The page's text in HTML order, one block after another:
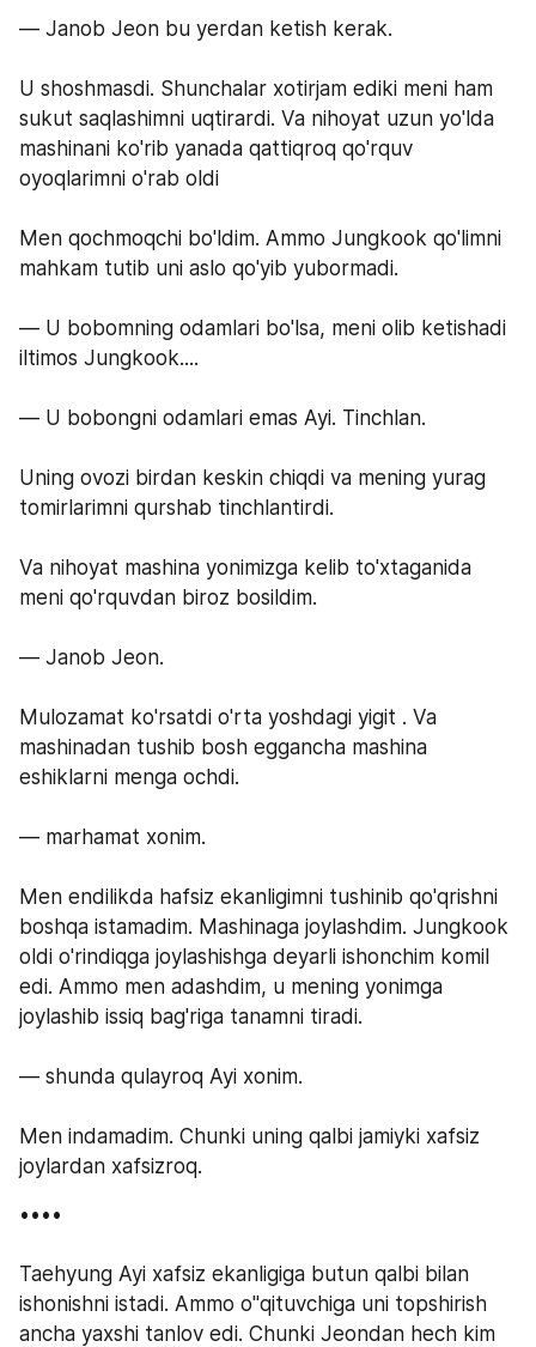
— Janob Jeon bu yerdan ketish kerak.
U shoshmasdi. Shunchalar xotirjam ediki meni ham
sukut saqlashimni uqtirardi. Va nihoyat uzun yo'lda
mashinani ko'rib yanada qattiqroq qo'rquv
oyoqlarimni o'rab oldi
Men qochmoqchi bo'ldim. Ammo Jungkook qo'limni
mahkam tutib uni aslo qo'yib yubormadi.
— U bobomning odamlari bo'lsa, meni olib ketishadi
iltimos Jungkook....
— U bobongni odamlari emas Ayi. Tinchlan.
Uning ovozi birdan keskin chiqdi va mening yurag
tomirlarimni qurshab tinchlantirdi.
Va nihoyat mashina yonimizga kelib to'xtaganida
meni qo'rquvdan biroz bosildim.
— Janob Jeon.
Mulozamat ko'rsatdi o'rta yoshdagi yigit . Va
mashinadan tushib bosh eggancha mashina
eshiklarni menga ochdi.
— marhamat xonim.
Men endilikda hafsiz ekanligimni tushinib qo'qrishni
boshqa istamadim. Mashinaga joylashdim. Jungkook
oldi o'rindiqga joylashishga deyarli ishonchim komil
edi. Ammo men adashdim, u mening yonimga
joylashib issiq bag'riga tanamni tiradi.
— shunda qulayroq Ayi xonim.
Men indamadim. Chunki uning qalbi jamiyki xafsiz
joylardan xafsizroq.
ㅤㅤㅤㅤㅤㅤㅤㅤㅤㅤㅤㅤㅤ••••
Taehyung Ayi xafsiz ekanligiga butun qalbi bilan
ishonishni istadi. Ammo o"qituvchiga uni topshirish
ancha yaxshi tanlov edi. Chunki Jeondan hech kim